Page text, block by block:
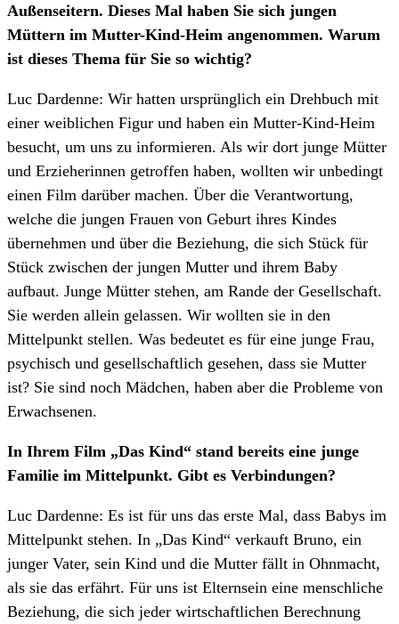
Außenseitern. Dieses Mal haben Sie sich jungen
Müttern im Mutter-Kind-Heim angenommen. Warum
ist dieses Thema für Sie so wichtig?
Luc Dardenne: Wir hatten ursprünglich ein Drehbuch mit
einer weiblichen Figur und haben ein Mutter-Kind-Heim
besucht, um uns zu informieren. Als wir dort junge Mütter
und Erzieherinnen getroffen haben, wollten wir unbedingt
einen Film darüber machen. Über die Verantwortung,
welche die jungen Frauen von Geburt ihres Kindes
übernehmen und über die Beziehung, die sich Stück für
Stück zwischen der jungen Mutter und ihrem Baby
aufbaut. Junge Mütter stehen, am Rande der Gesellschaft.
Sie werden allein gelassen. Wir wollten sie in den
Mittelpunkt stellen. Was bedeutet es für eine junge Frau,
psychisch und gesellschaftlich gesehen, dass sie Mutter
ist? Sie sind noch Mädchen, haben aber die Probleme von
Erwachsenen.
In Ihrem Film „Das Kind“ stand bereits eine junge
Familie im Mittelpunkt. Gibt es Verbindungen?
Luc Dardenne: Es ist für uns das erste Mal, dass Babys im
Mittelpunkt stehen. In „Das Kind“ verkauft Bruno, ein
junger Vater, sein Kind und die Mutter fällt in Ohnmacht,
als sie das erfährt. Für uns ist Elternsein eine menschliche
Beziehung, die sich jeder wirtschaftlichen Berechnung